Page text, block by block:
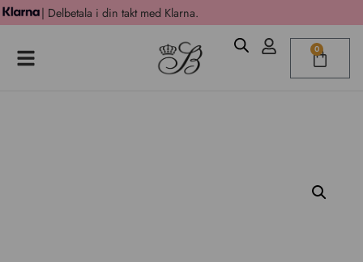
| Delbetala i din takt med Klarna.
0